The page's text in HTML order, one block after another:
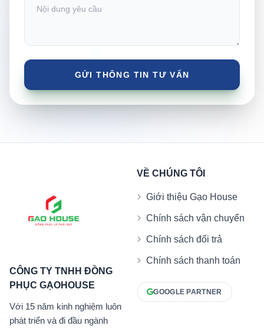
CÔNG TY TNHH ĐỒNG
PHỤC GẠOHOUSE
Với 15 năm kinh nghiệm luôn
phát triển và đi đầu ngành
VỀ CHÚNG TÔI
Giới thiệu Gạo House
Chính sách vận chuyển
Chính sách đổi trả
Chính sách thanh toán
GOOGLE PARTNER